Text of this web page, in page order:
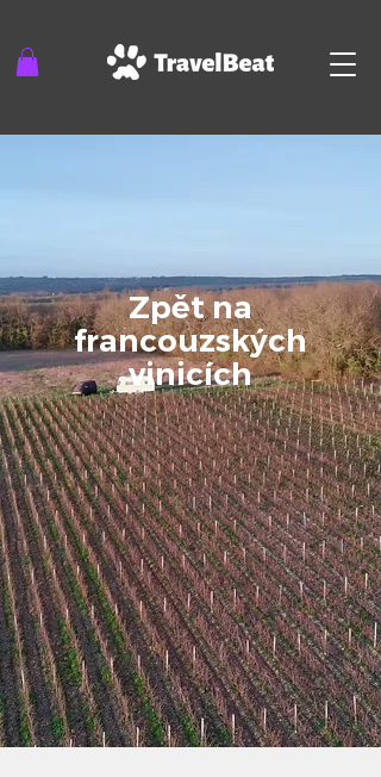
Zpět na
francouzských
vinicích